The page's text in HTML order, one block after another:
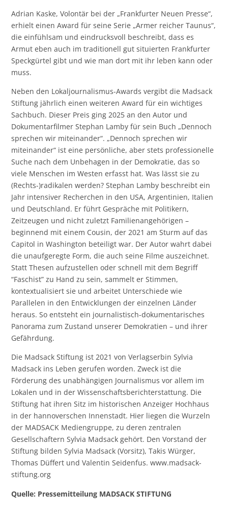
Adrian Kaske, Volontär bei der „Frankfurter Neuen Presse“,
erhielt einen Award für seine Serie „Armer reicher Taunus“,
die einfühlsam und eindrucksvoll beschreibt, dass es
Armut eben auch im traditionell gut situierten Frankfurter
Speckgürtel gibt und wie man dort mit ihr leben kann oder
muss.
Neben den Lokaljournalismus-Awards vergibt die Madsack
Stiftung jährlich einen weiteren Award für ein wichtiges
Sachbuch. Dieser Preis ging 2025 an den Autor und
Dokumentarfilmer Stephan Lamby für sein Buch „Dennoch
sprechen wir miteinander“. „Dennoch sprechen wir
miteinander“ ist eine persönliche, aber stets professionelle
Suche nach dem Unbehagen in der Demokratie, das so
viele Menschen im Westen erfasst hat. Was lässt sie zu
(Rechts-)radikalen werden? Stephan Lamby beschreibt ein
Jahr intensiver Recherchen in den USA, Argentinien, Italien
und Deutschland. Er führt Gespräche mit Politikern,
Zeitzeugen und nicht zuletzt Familienangehörigen –
beginnend mit einem Cousin, der 2021 am Sturm auf das
Capitol in Washington beteiligt war. Der Autor wahrt dabei
die unaufgeregte Form, die auch seine Filme auszeichnet.
Statt Thesen aufzustellen oder schnell mit dem Begriff
“Faschist” zu Hand zu sein, sammelt er Stimmen,
kontextualisiert sie und arbeitet Unterschiede wie
Parallelen in den Entwicklungen der einzelnen Länder
heraus. So entsteht ein journalistisch-dokumentarisches
Panorama zum Zustand unserer Demokratien – und ihrer
Gefährdung.
Die Madsack Stiftung ist 2021 von Verlagserbin Sylvia
Madsack ins Leben gerufen worden. Zweck ist die
Förderung des unabhängigen Journalismus vor allem im
Lokalen und in der Wissenschaftsberichterstattung. Die
Stiftung hat ihren Sitz im historischen Anzeiger Hochhaus
in der hannoverschen Innenstadt. Hier liegen die Wurzeln
der MADSACK Mediengruppe, zu deren zentralen
Gesellschaftern Sylvia Madsack gehört. Den Vorstand der
Stiftung bilden Sylvia Madsack (Vorsitz), Takis Würger,
Thomas Düffert und Valentin Seidenfus.www.madsack-
stiftung.org
Quelle: Pressemitteilung MADSACK STIFTUNG